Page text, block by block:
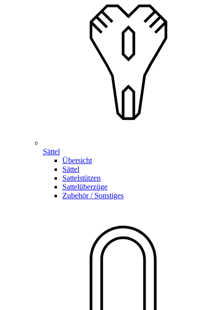
Sättel
Übersicht
Sättel
Sattelstützen
Sattelüberzüge
Zubehör / Sonstiges